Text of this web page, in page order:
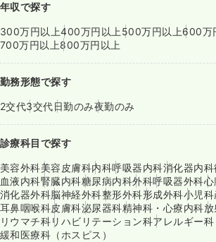
年収で探す
300万円以上400万円以上 500万円以上600万
700万円以上800万円以上
勤務形態で探す
2交代3交代日勤のみ夜勤のみ
診療科目で探す
美容外科美容皮膚科内科呼吸器内科消化器内科
血液内科腎臓内科糖尿病内科外科呼吸器外科
消化器外科脳神経外科整形外科形成外科小児科
耳鼻咽喉科皮膚科泌尿器科精神科・心療内科
リウマチ科リハビリテーション科アレルギー科
緩和医療科（ホスピス）